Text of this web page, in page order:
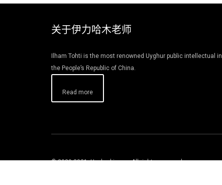
关于伊力哈木老师
Ilham Tohti is the most renowned Uyghur public intellectual in
the People’s Republic of China.
Read more
© 2020-2021. Uyghurbiz.org. All rights reserved.